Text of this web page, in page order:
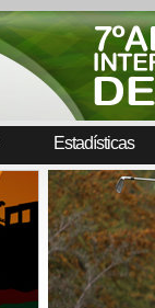
Estadísticas